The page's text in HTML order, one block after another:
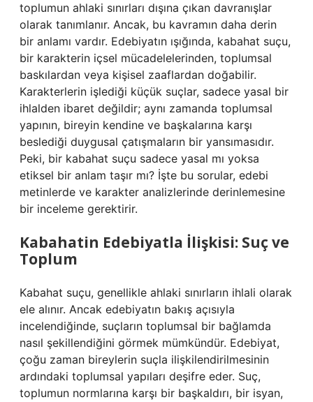
toplumun ahlaki sınırları dışına çıkan davranışlar
olarak tanımlanır. Ancak, bu kavramın daha derin
bir anlamı vardır. Edebiyatın ışığında, kabahat suçu,
bir karakterin içsel mücadelelerinden, toplumsal
baskılardan veya kişisel zaaflardan doğabilir.
Karakterlerin işlediği küçük suçlar, sadece yasal bir
ihlalden ibaret değildir; aynı zamanda toplumsal
yapının, bireyin kendine ve başkalarına karşı
beslediği duygusal çatışmaların bir yansımasıdır.
Peki, bir kabahat suçu sadece yasal mı yoksa
etiksel bir anlam taşır mı? İşte bu sorular, edebi
metinlerde ve karakter analizlerinde derinlemesine
bir inceleme gerektirir.
Kabahatin Edebiyatla İlişkisi: Suç ve
Toplum
Kabahat suçu, genellikle ahlaki sınırların ihlali olarak
ele alınır. Ancak edebiyatın bakış açısıyla
incelendiğinde, suçların toplumsal bir bağlamda
nasıl şekillendiğini görmek mümkündür. Edebiyat,
çoğu zaman bireylerin suçla ilişkilendirilmesinin
ardındaki toplumsal yapıları deşifre eder. Suç,
toplumun normlarına karşı bir başkaldırı, bir isyan,